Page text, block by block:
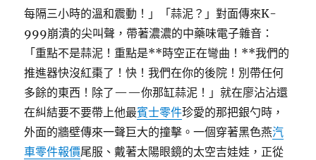
每隔三小時的溫和震動！」「蒜泥？」對面傳來K-
999崩潰的尖叫聲，帶著濃濃的中藥味電子雜音：
「重點不是蒜泥！重點是**時空正在彎曲！**我們的
推進器快沒紅棗了！快！我們在你的後院！別帶任何
多餘的東西！除了——你那缸蒜泥！」就在廖沾沾還
在糾結要不要帶上他最賓士零件珍愛的那把銀勺時，
外面的牆壁傳來一聲巨大的撞擊。一個穿著黑色燕汽
車零件報價尾服、戴著太陽眼鏡的太空吉娃娃，正從